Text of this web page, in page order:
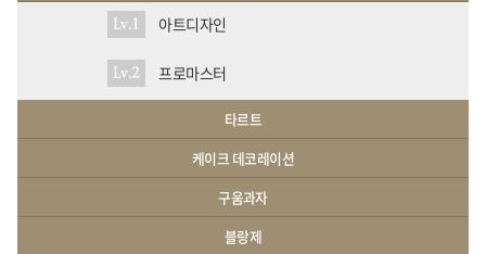
Lv.1 아트디자인
Lv.2 프로마스터
타르트
케이크 데코레이션
구움과자
블랑제